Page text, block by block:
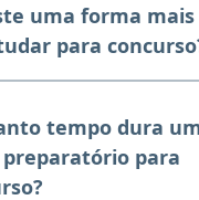
uma forma
para
tempo dura
para